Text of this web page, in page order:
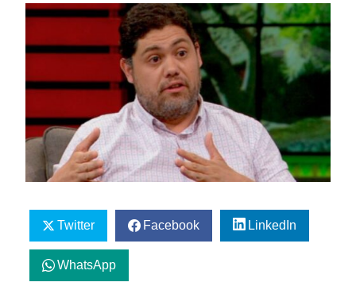
Twitter Facebook LinkedIn
WhatsApp